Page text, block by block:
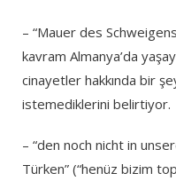
– “Mauer des
kavram Almanya’da
cinayetler hakkında bir
istemediklerini belirtiyor.
– “den noch nicht in
Türken” (“henüz bizim